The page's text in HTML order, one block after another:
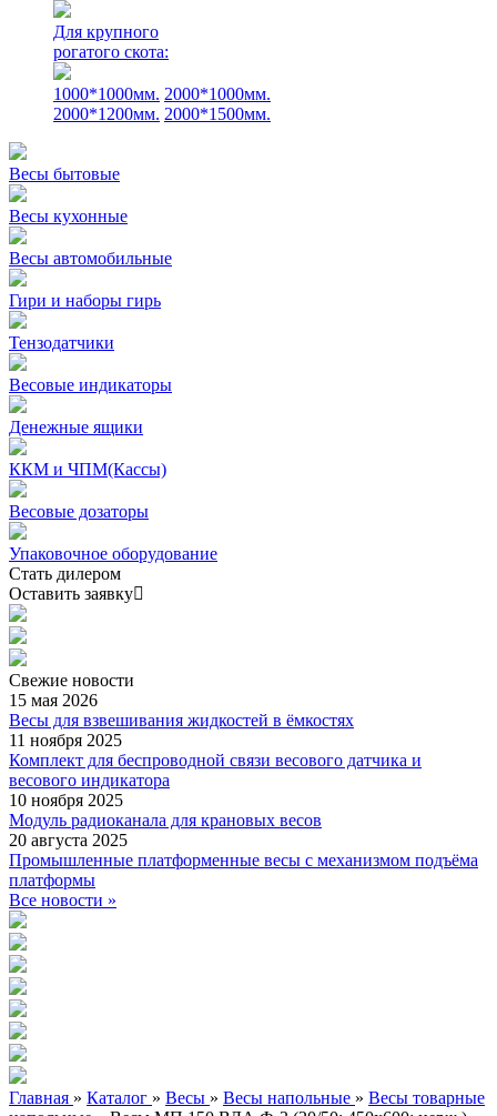
Для крупного
рогатого скота:
1000*1000мм. 2000*1000мм.
2000*1200мм. 2000*1500мм.
Весы бытовые
Весы кухонные
Весы автомобильные
Гири и наборы гирь
Тензодатчики
Весовые индикаторы
Денежные ящики
ККМ и ЧПМ(Кассы)
Весовые дозаторы
Упаковочное оборудование
Стать дилером
Оставить заявку
Свежие новости
15 мая 2026
Весы для взвешивания жидкостей в ёмкостях
11 ноября 2025
Комплект для беспроводной связи весового датчика и
весового индикатора
10 ноября 2025
Модуль радиоканала для крановых весов
20 августа 2025
Промышленные платформенные весы с механизмом подъёма
платформы
Все новости »
Главная » Каталог » Весы » Весы напольные » Весы товарные